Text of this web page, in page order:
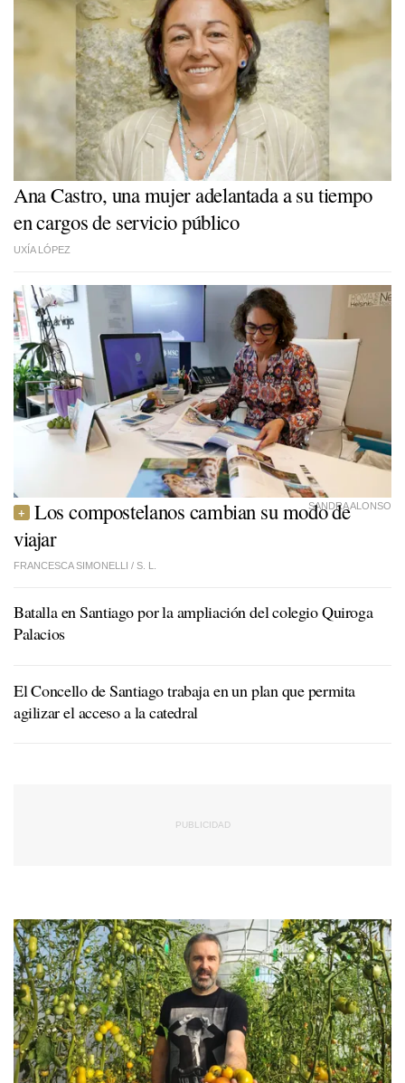
Batalla en Santiago por la ampliación del colegio Quiroga
Palacios
El Concello de Santiago trabaja en un plan que permita
agilizar el acceso a la catedral
Ana Castro, una mujer adelantada a su tiempo
en cargos de servicio público
UXÍA LÓPEZ
SANDRA ALONSO
Los compostelanos cambian su modo de
viajar
FRANCESCA SIMONELLI / S. L.